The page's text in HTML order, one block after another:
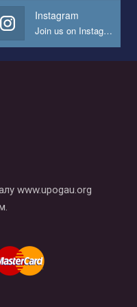
на наш канал YouTube
видео.
Instagram
Join us on Instagram
www.upogau.org